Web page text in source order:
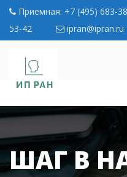
Приемная: +7 (495) 683-
53-42
ipran@ipran.ru
ШАГ В